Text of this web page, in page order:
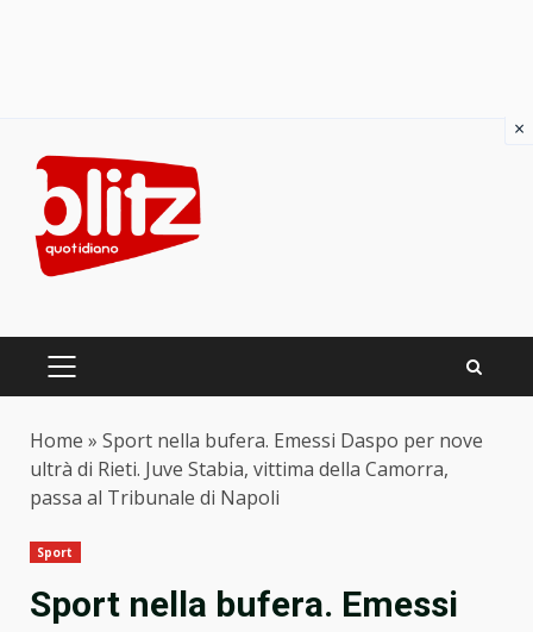
content
PRIMARY
Home » Sport nella bufera. Emessi Daspo per nove
ultrà di Rieti. Juve Stabia, vittima della Camorra,
passa al Tribunale di Napoli
Sport
Sport nella bufera. Emessi
×